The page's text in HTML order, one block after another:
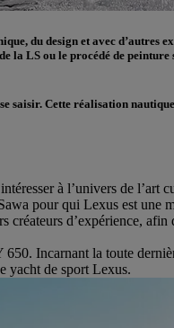
du design et avec d’autres
la LS ou le procédé de
Cette réalisation
à l’univers de l’art
pour qui Lexus est une
créateurs d’expérience,
Incarnant la toute
yacht de sport Lexus.